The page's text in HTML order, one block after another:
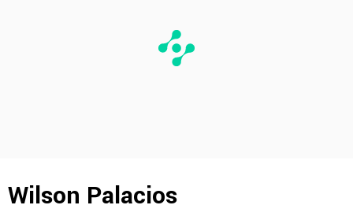
Wilson Palacios